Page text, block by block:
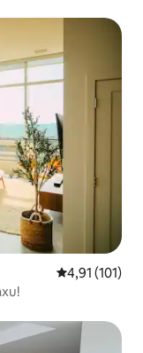
Priemerné
4,91 (101)